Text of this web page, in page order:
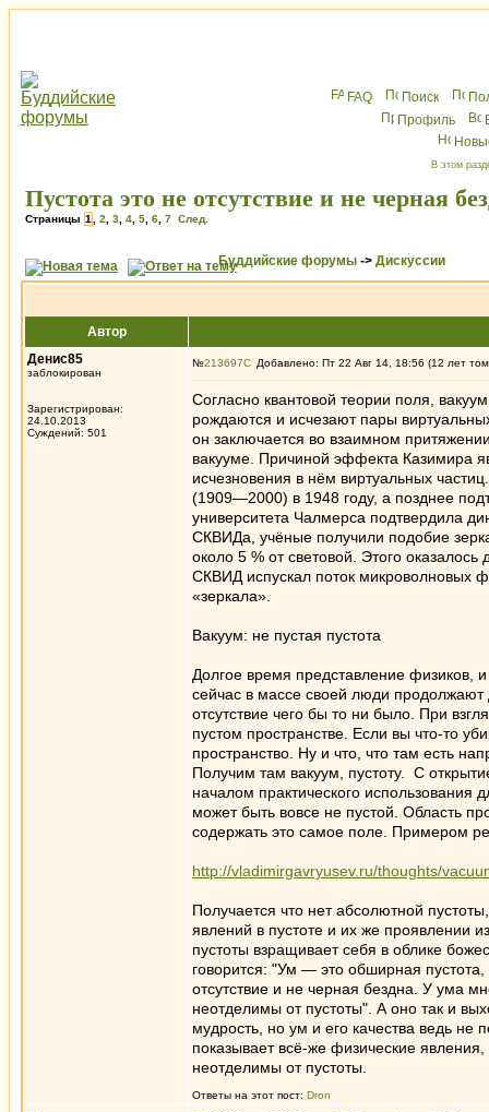
FAQ Поиск
Профиль
В этом
Пустота это не отсутствие и не черная
Страницы 1 2 3 4 5 6 7 След.
Буддийские форумы -> Дискуссии
Автор
Денис85
заблокирован
Зарегистрирован:
24.10.2013
Суждений: 501
№213697 Добавлено: Пт 22 Авг 14, 18:56 (12 лет
Согласно квантовой теории поля,
рождаются и исчезают пары
он заключается во взаимном
вакууме. Причиной эффекта Казимира
исчезновения в нём виртуальных
(1909—2000) в 1948 году, а позднее
университета Чалмерса подтвердила
СКВИДа, учёные получили подобие
около 5 % от световой. Этого
СКВИД испускал поток микроволновых
«зеркала».
Вакуум: не пустая пустота
Долгое время представление физиков,
сейчас в массе своей люди продолжают
отсутствие чего бы то ни было. При
пустом пространстве. Если вы что-то
пространство. Ну и что, что там есть
Получим там вакуум, пустоту. С
началом практического использования
может быть вовсе не пустой. Область
содержать это самое поле. Примером
http://vladimirgavryusev.ru/thoughts/
Получается что нет абсолютной
явлений в пустоте и их же проявлении
пустоты взращивает себя в облике
говорится: "Ум — это обширная
отсутствие и не черная бездна. У ума
неотделимы от пустоты". А оно так и
мудрость, но ум и его качества ведь
показывает всё-же физические
неотделимы от пустоты.
Ответы на этот пост: Dron